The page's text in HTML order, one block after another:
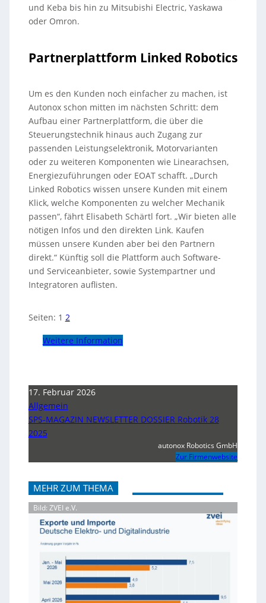
und Keba bis hin zu Mitsubishi Electric, Yaskawa
oder Omron.
Partnerplattform Linked Robotics
Um es den Kunden noch einfacher zu machen, ist
Autonox schon mitten im nächsten Schritt: dem
Aufbau einer Partnerplattform, die über die
Steuerungstechnik hinaus auch Zugang zur
passenden Leistungselektronik, Motorvarianten
oder zu weiteren Komponenten wie Linearachsen,
Energiezuführungen oder EOAT schafft. „Durch
Linked Robotics wissen unsere Kunden mit einem
Klick, welche Komponenten zu welcher Mechanik
passen“, fährt Elisabeth Schärtl fort. „Wir bieten alle
nötigen Infos und den direkten Link. Kaufen
müssen unsere Kunden aber bei den Partnern
direkt.“ Künftig soll die Plattform auch Software-
und Serviceanbieter, sowie Systempartner und
Integratoren auflisten.
Seiten: 1 2
Weitere Information
17. Februar 2026
Allgemein
SPS-MAGAZIN NEWSLETTER DOSSIER Robotik 28
2025
autonox Robotics GmbH
Zur Firmenwebsite
MEHR ZUM THEMA
Bild: ZVEI e.V.